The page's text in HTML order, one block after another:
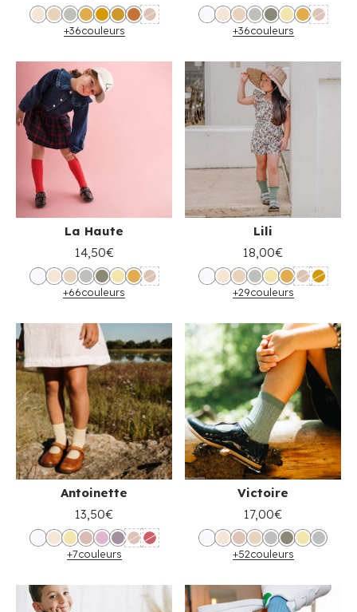
+36couleurs +36couleurs
La Haute
14,50€
+66couleurs
Lili
18,00€
+29couleurs
Antoinette
13,50€
+7couleurs
Victoire
17,00€
+52couleurs